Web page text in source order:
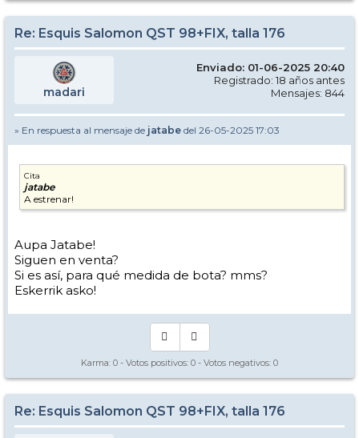
Re: Esquis Salomon QST 98+FIX, talla 176
madari
Enviado: 01-06-2025 20:40
Registrado: 18 años antes
Mensajes: 844
» En respuesta al mensaje de jatabe del 26-05-2025 17:03
Cita
jatabe
A estrenar!
Aupa Jatabe!
Siguen en venta?
Si es así, para qué medida de bota? mms?
Eskerrik asko!
Karma: 0 - Votos positivos: 0 - Votos negativos: 0
Re: Esquis Salomon QST 98+FIX, talla 176